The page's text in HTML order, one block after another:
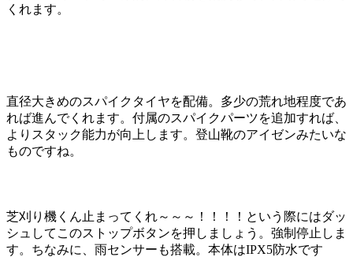
くれます。
直径大きめのスパイクタイヤを配備。多少の荒れ地程度であ
れば進んでくれます。付属のスパイクパーツを追加すれば、
よりスタック能力が向上します。登山靴のアイゼンみたいな
ものですね。
芝刈り機くん止まってくれ～～～！！！！という際にはダッ
シュしてこのストップボタンを押しましょう。強制停止しま
す。ちなみに、雨センサーも搭載。本体はIPX5防水です